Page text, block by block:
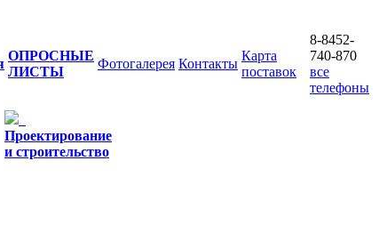
ОПРОСНЫЕ
ЛИСТЫ
Фотогалерея Контакты
Карта
поставок
8-8452-
740-870
все
телефоны
Проектирование
и строительство